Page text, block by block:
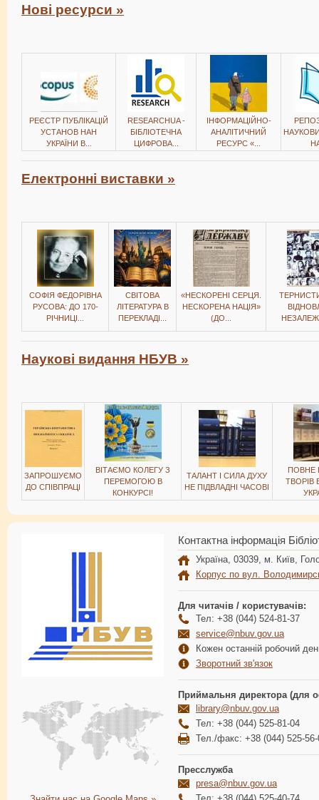
Нові ресурси »
РЕЄСТР ПУБЛІКАЦІЙ
УСТАНОВ НАН
УКРАЇНИ В...
RESEARCHUA -
БІБЛІОТЕЧНА
ЦИФРОВА...
ІНФОРМАЦІЙНО-
АНАЛІТИЧНИЙ
РЕСУРС «...
Електронні виставки »
СОФІЯ ФЕДОРІВНА
РУСОВА: ДО 170-
РІЧНИЦІ...
СВІТОВА
ЛІТЕРАТУРА В
ПЕРЕКЛАДІ...
«НЕСКОРЕНІ СЕРЦЯ.
НЕСКОРЕНА НАЦІЯ»
(ДО...
Наукові видання НБУВ »
ЗАПРОШУЄМО
ДО СПІВПРАЦІ
ВІТАЄМО КОЛЕГУ З
ПЕРЕМОГОЮ В
КОНКУРСІ!
ТАЛАНТ І СИЛА ДУХУ
НЕ ПІДВЛАДНІ ЧАСОВІ
ПОВНЕ
ТВОРІВ
Контактна інформація
Україна, 03039, м. Київ,
Корпус по вул.
Для читачів / користувачів:
Тел: +38 (044) 524-81-37
service@nbuv.gov.ua
Кожен останній робочий
Зворотний зв'язок
Приймальня директора (для
library@nbuv.gov.ua
Тел: +38 (044) 525-81-04
Тел./факс: +38 (044) 525-56-
Пресслужба
presa@nbuv.gov.ua